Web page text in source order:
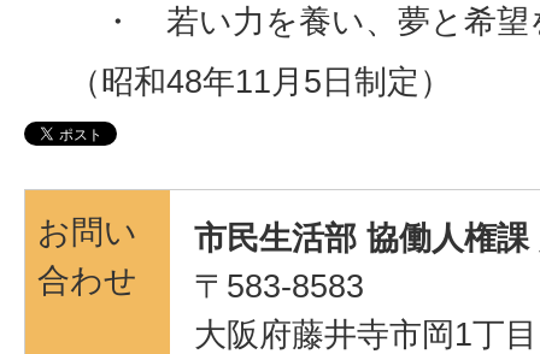
・ 若い力を養い、夢と希望
（昭和48年11月5日制定）
お問い
合わせ
市民生活部 協働人権
〒583-8583
大阪府藤井寺市岡1丁